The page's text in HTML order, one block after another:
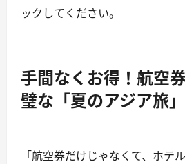
ックしてください。
手間なくお得！航空
璧な「夏のアジア旅
「航空券だけじゃなくて、ホテ